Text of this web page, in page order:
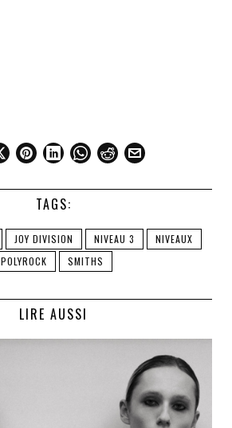
TAGS:
JOY DIVISION NIVEAU 3
NIVEAUX
POLYROCK
SMITHS
LIRE AUSSI